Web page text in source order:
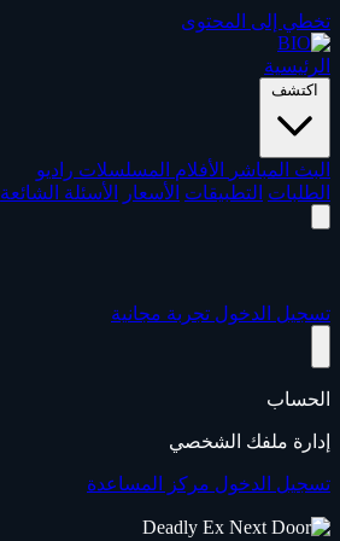
تخطي إلى المحتوى
الرئيسية
اكتشف
البث المباشر الأفلام المسلسلات راديو
الطلبات التطبيقات الأسعار الأسئلة الشائعة
تسجيل الدخول تجربة مجانية
الحساب
إدارة ملفك الشخصي
تسجيل الدخول مركز المساعدة